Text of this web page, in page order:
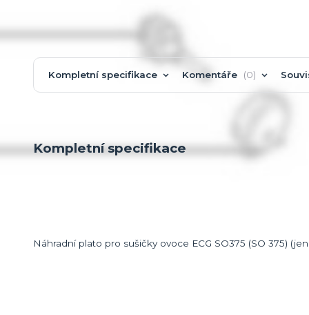
Kompletní specifikace Komentáře 0
Kompletní specifikace
Náhradní plato pro sušičky ovoce ECG SO375 (SO 375)